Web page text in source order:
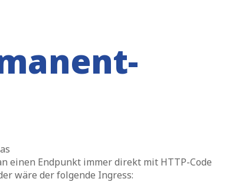
einen Endpunkt immer direkt mit HTTP-Code
wäre der folgende Ingress: